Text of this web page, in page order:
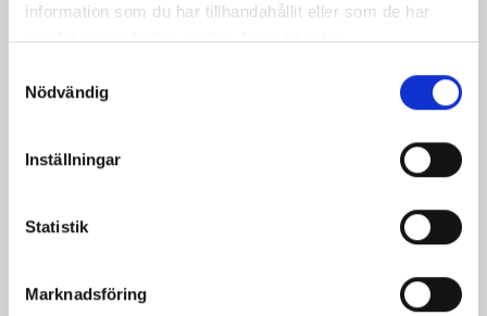
information som du har tillhandahållit eller som de har
samlat in när du har använt deras tjänster.
Nödvändig
Inställningar
Statistik
Marknadsföring
Produkter i receptet: